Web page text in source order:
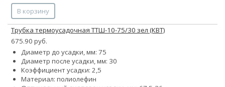
В корзину
Трубка термоусадочная ТТШ-10-75/30 зел (КВТ)
675.90 руб.
Диаметр до усадки, мм: 75
Диаметр после усадки, мм: 30
Коэффициент усадки: 2,5
Материал: полиолефин